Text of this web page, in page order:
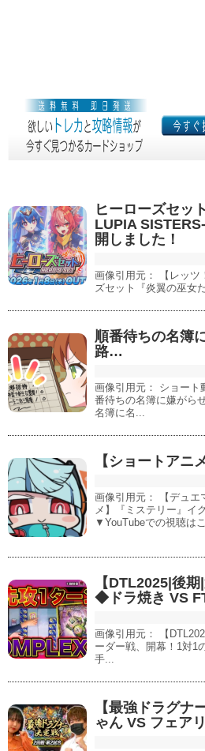
ヒーローズセッ
LUPIA
開しました！
画像引用元： 【レッツ
ズセット『炎翼の巫女
順番待ちの名簿
路…
画像引用元： ショート
番待ちの名簿に嫌がら
名簿に名...
【ショートアニ
画像引用元： 【デュエ
メ】『ミステリー』イ
▼YouTubeでの視聴は
【DTL2025|後
◆ドラ焼き VS
画像引用元： 【
ーダー戦、開幕！1対1
手...
【最強ドラグナ
ゃん VS フェアリ